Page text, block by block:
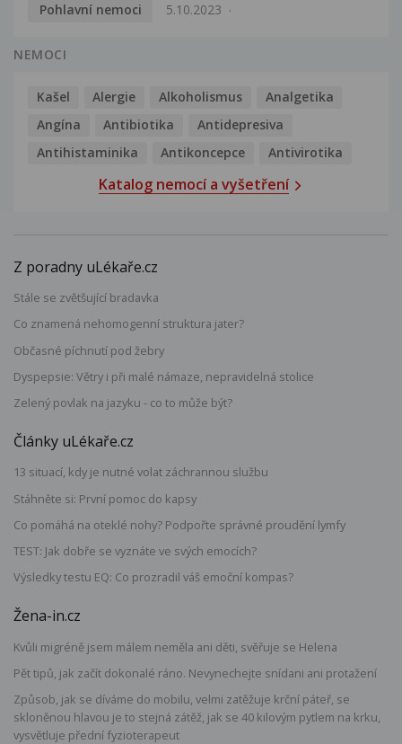
Pohlavní nemoci
5.10.2023
NEMOCI
Kašel Alergie Alkoholismus
Analgetika
Angína
Antibiotika
Antidepresiva
Antihistaminika
Antikoncepce Antivirotika
Katalog nemocí a vyšetření
Z poradny uLékaře.cz
Stále se zvětšující bradavka
Co znamená nehomogenní struktura jater?
Občasné píchnutí pod žebry
Dyspepsie: Větry i při malé námaze, nepravidelná stolice
Zelený povlak na jazyku - co to může být?
Články uLékaře.cz
13 situací, kdy je nutné volat záchrannou službu
Stáhněte si: První pomoc do kapsy
Co pomáhá na oteklé nohy? Podpořte správné proudění lymfy
TEST: Jak dobře se vyznáte ve svých emocích?
Výsledky testu EQ: Co prozradil váš emoční kompas?
Žena-in.cz
Kvůli migréně jsem málem neměla ani děti, svěřuje se Helena
Pět tipů, jak začít dokonalé ráno. Nevynechejte snídani ani protažení
Způsob, jak se díváme do mobilu, velmi zatěžuje krční páteř, se
skloněnou hlavou je to stejná zátěž, jak se 40 kilovým pytlem na krku,
vysvětluje přední fyzioterapeut